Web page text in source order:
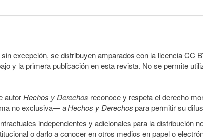
sin excepción, se distribuyen amparados con la licencia CC
y la primera publicación en esta revista. No se permite
autorHechos y Derechos reconoce y respeta el derecho
no exclusiva— aHechos y Derechos para permitir su
independientes y adicionales para la distribución
o darlo a conocer en otros medios en papel o